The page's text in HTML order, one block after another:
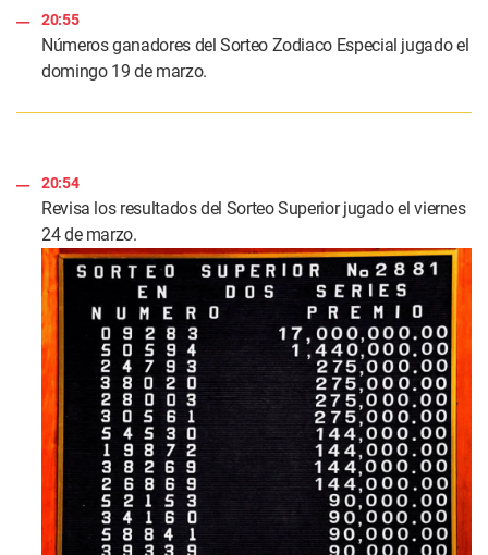
20:55
Números ganadores del Sorteo Zodiaco Especial jugado el
domingo 19 de marzo.
20:54
Revisa los resultados del Sorteo Superior jugado el viernes
24 de marzo.